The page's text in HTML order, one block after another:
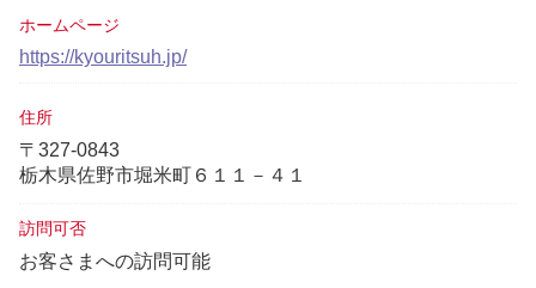
ホームページ
https://kyouritsuh.jp/
住所
〒327-0843
栃木県佐野市堀米町６１１－４１
訪問可否
お客さまへの訪問可能